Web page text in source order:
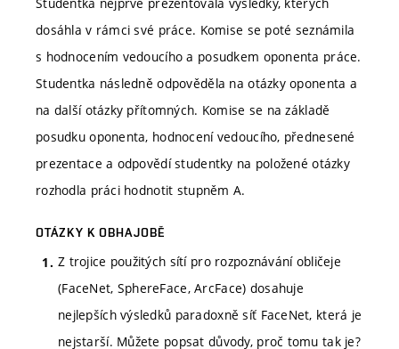
dosáhla v rámci své práce. Komise se poté seznámila
s hodnocením vedoucího a posudkem oponenta práce.
Studentka následně odpověděla na otázky oponenta a
na další otázky přítomných. Komise se na základě
posudku oponenta, hodnocení vedoucího, přednesené
prezentace a odpovědí studentky na položené otázky
rozhodla práci hodnotit stupněm A.
OTÁZKY K OBHAJOBĚ
Z trojice použitých sítí pro rozpoznávání obličeje
(FaceNet, SphereFace, ArcFace) dosahuje
nejlepších výsledků paradoxně síť FaceNet, která je
nejstarší. Můžete popsat důvody, proč tomu tak je?